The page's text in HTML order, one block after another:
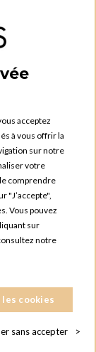
Touch
acceptez
à vous offrir la
sur notre
votre
comprendre
"J’accepte",
Vous pouvez
sur
notre
cookies
sans accepter >